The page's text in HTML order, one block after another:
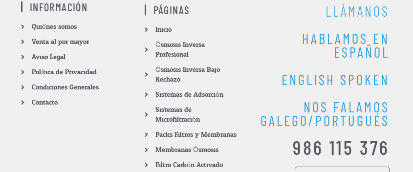
INFORMACIÓN
Quiénes somos
Venta al por mayor
Aviso Legal
Política de Privacidad
Condiciones Generales
Contacto
PÁGINAS
Inicio
Ósmosis Inversa
Profesional
Ósmosis Inversa Bajo
Rechazo
Sistemas de Adsorción
Sistemas de
Microfiltración
Packs Filtros y Membranas
Membranas Ósmosis
Filtro Carbón Activado
LLÁMANOS
HABLAMOS EN
ESPAÑOL
ENGLISH SPOKEN
NOS FALAMOS
GALEGO/PORTUGUÉS
986 115 376